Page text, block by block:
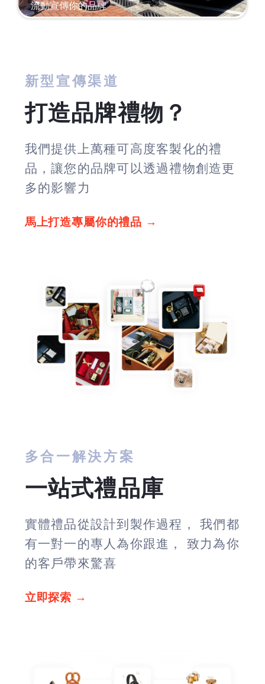
流動宣傳你的品牌
新型宣傳渠道
打造品牌禮物？
我們提供上萬種可高度客製化的禮
品，讓您的品牌可以透過禮物創造更
多的影響力
馬上打造專屬你的禮品 →
多合一解決方案
一站式禮品庫
實體禮品從設計到製作過程， 我們都
有一對一的專人為你跟進， 致力為你
的客戶帶來驚喜
立即探索 →